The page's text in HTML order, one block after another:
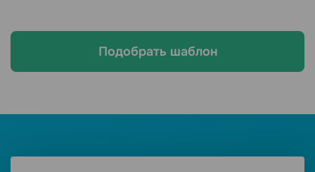
Подобрать шаблон